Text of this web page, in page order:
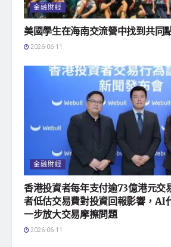
金融財經
美國學生在海南交流營中找到共同
2026-06-11
金融財經
香港投資者每年支付逾73億港元交
者低估交易費對投資回報影響，AI
一步放大交易摩擦問題
2026-06-11